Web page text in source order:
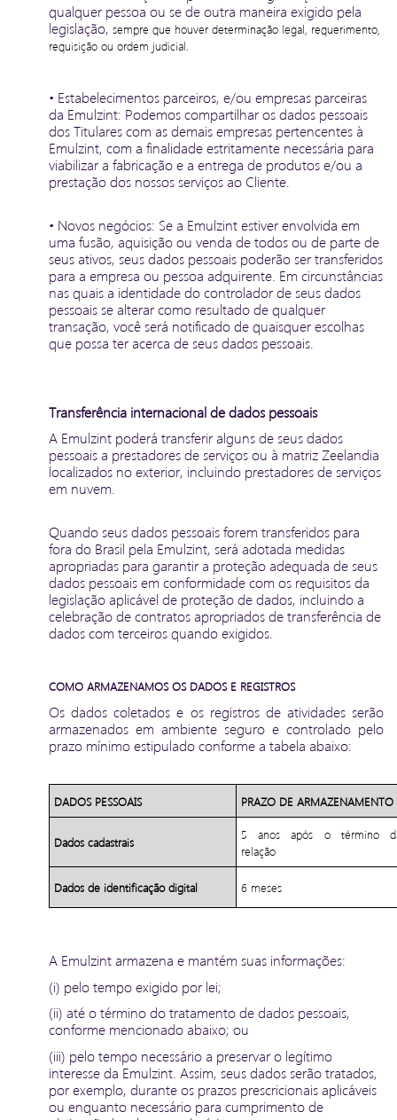
qualquer pessoa ou se de outra maneira exigido pela
legislação, sempre que houver determinação legal, requerimento,
requisição ou ordem judicial.
• Estabelecimentos parceiros, e/ou empresas parceiras
da Emulzint: Podemos compartilhar os dados pessoais
dos Titulares com as demais empresas pertencentes à
Emulzint, com a finalidade estritamente necessária para
viabilizar a fabricação e a entrega de produtos e/ou a
prestação dos nossos serviços ao Cliente.
• Novos negócios: Se a Emulzint estiver envolvida em
uma fusão, aquisição ou venda de todos ou de parte de
seus ativos, seus dados pessoais poderão ser transferidos
para a empresa ou pessoa adquirente. Em circunstâncias
nas quais a identidade do controlador de seus dados
pessoais se alterar como resultado de qualquer
transação, você será notificado de quaisquer escolhas
que possa ter acerca de seus dados pessoais.
Transferência internacional de dados pessoais
A Emulzint poderá transferir alguns de seus dados
pessoais a prestadores de serviços ou à matriz Zeelandia
localizados no exterior, incluindo prestadores de serviços
em nuvem.
Quando seus dados pessoais forem transferidos para
fora do Brasil pela Emulzint, será adotada medidas
apropriadas para garantir a proteção adequada de seus
dados pessoais em conformidade com os requisitos da
legislação aplicável de proteção de dados, incluindo a
celebração de contratos apropriados de transferência de
dados com terceiros quando exigidos.
COMO ARMAZENAMOS OS DADOS E REGISTROS
Os dados coletados e os registros de atividades serão
armazenados em ambiente seguro e controlado pelo
prazo mínimo estipulado conforme a tabela abaixo:
DADOS PESSOAIS PRAZO DE ARMAZENAMENTO
Dados cadastrais
5 anos após o término
relação
Dados de identificação digital 6 meses
A Emulzint armazena e mantém suas informações:
(i) pelo tempo exigido por lei;
(ii) até o término do tratamento de dados pessoais,
conforme mencionado abaixo; ou
(iii) pelo tempo necessário a preservar o legítimo
interesse da Emulzint. Assim, seus dados serão tratados,
por exemplo, durante os prazos prescricionais aplicáveis
ou enquanto necessário para cumprimento de